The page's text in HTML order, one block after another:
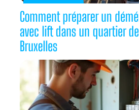
Comment préparer un
avec lift dans un quartier
Bruxelles